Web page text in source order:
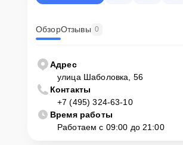
ОбзорОтзывы 0
Адрес
улица Шаболовка, 56
Контакты
+7 (495) 324-63-10
Время работы
Работаем с 09:00 до 21:00